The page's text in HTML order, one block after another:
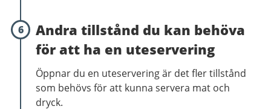
6
Andra tillstånd du kan behöva
för att ha en uteservering
Öppnar du en uteservering är det fler tillstånd
som behövs för att kunna servera mat och
dryck.